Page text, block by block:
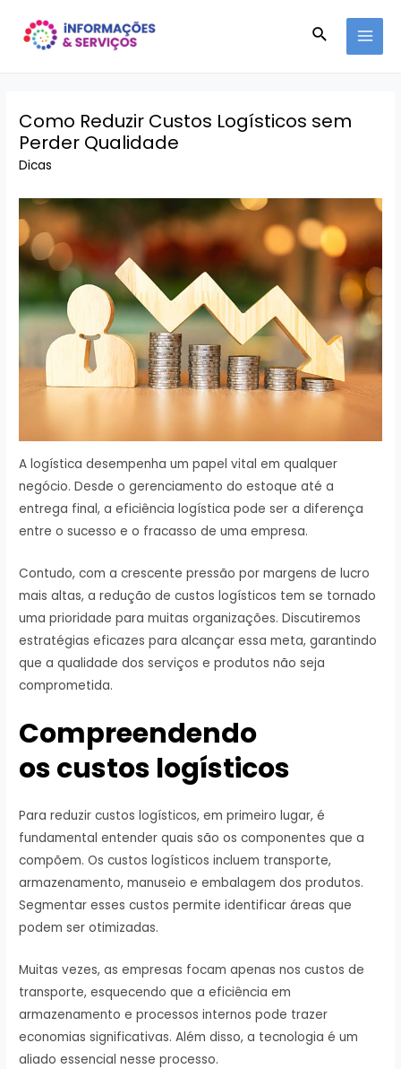
para
Pesquisar
Como Reduzir Custos Logísticos sem
Perder Qualidade
Dicas
A logística desempenha um papel vital em qualquer
negócio. Desde o gerenciamento do estoque até a
entrega final, a eficiência logística pode ser a diferença
entre o sucesso e o fracasso de uma empresa.
Contudo, com a crescente pressão por margens de lucro
mais altas, a redução de custos logísticos tem se tornado
uma prioridade para muitas organizações. Discutiremos
estratégias eficazes para alcançar essa meta, garantindo
que a qualidade dos serviços e produtos não seja
comprometida.
Compreendendo
os custos logísticos
Para reduzir custos logísticos, em primeiro lugar, é
fundamental entender quais são os componentes que a
compõem. Os custos logísticos incluem transporte,
armazenamento, manuseio e embalagem dos produtos.
Segmentar esses custos permite identificar áreas que
podem ser otimizadas.
Muitas vezes, as empresas focam apenas nos custos de
transporte, esquecendo que a eficiência em
armazenamento e processos internos pode trazer
economias significativas. Além disso, a tecnologia é um
aliado essencial nesse processo.